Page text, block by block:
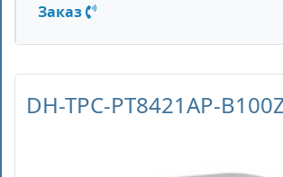
Заказ
DH-TPC-PT8421AP-